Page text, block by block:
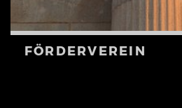
FÖRDERVEREIN